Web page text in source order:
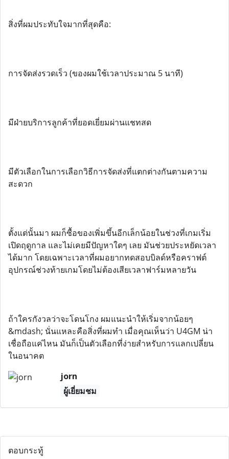
สิ่งที่ผมประทับใจมากที่สุดคือ:
การจัดส่งรวดเร็ว (ของผมใช้เวลาประมาณ 5 นาที)
มีฝ่ายบริการลูกค้าที่ยอดเยี่ยมผ่านแชทสด
มีตัวเลือกในการเลือกวิธีการจัดส่งที่แตกต่างกันตามความ
สะดวก
ตั้งแต่นั้นมา ผมก็ซื้อของเพิ่มขึ้นอีกเล็กน้อยในช่วงที่เกมเริ่ม
เปิดฤดูกาล และไม่เคยมีปัญหาใดๆ เลย มันช่วยประหยัดเวลา
ได้มาก โดยเฉพาะเวลาที่ผมอยากทดสอบบิลด์หรือคราฟต์
อุปกรณ์ช่วงท้ายเกมโดยไม่ต้องเสียเวลาฟาร์มหลายวัน
ถ้าใครกังวลว่าจะโดนโกง ผมแนะนำให้เริ่มจากน้อยๆ
&mdash; นั่นแหละคือสิ่งที่ผมทำ เมื่อคุณเห็นว่า U4GM น่า
เชื่อถือแค่ไหน มันก็เป็นตัวเลือกที่ง่ายสำหรับการแลกเปลี่ยน
ในอนาคต
jorn
ผู้เยี่ยมชม
ตอบกระทู้